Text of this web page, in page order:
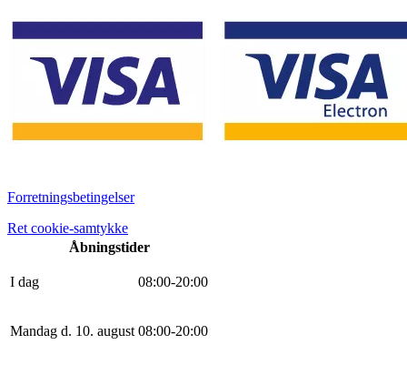
Forretningsbetingelser
Ret cookie-samtykke
Åbningstider
I dag 08:00-20:00
Mandag d. 10. august 08:00-20:00